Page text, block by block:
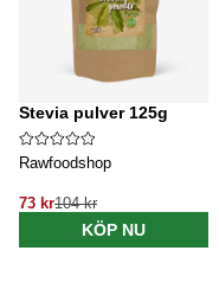
Stevia pulver 125g
Rawfoodshop
73 kr104 kr
KÖP NU